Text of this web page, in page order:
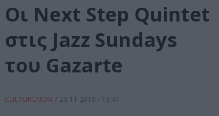
Οι Next Step Quintet
στις Jazz Sundays
του Gazarte
CULTURENOW / 23-11-2015 / 13:44